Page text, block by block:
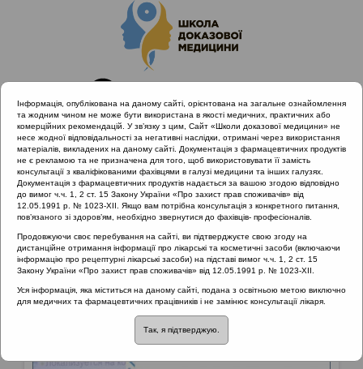
Головна Матеріали за МКХ-11 14 Хвороби шкіри
Матеріали за МКХ-11 :: 14 Хвороби шкіри
Рубрика:
14 Хвороби шкіри
Інформація, опублікована на даному сайті, орієнтована на загальне ознайомлення
та жодним чином не може бути використана в якості медичних, практичних або
комерційних рекомендацій. У зв’язку з цим, Сайт «Школи доказової медицини» не
несе жодної відповідальності за негативні наслідки, отримані через використання
матеріалів, викладених на даному сайті. Документація з фармацевтичних продуктів
не є рекламою та не призначена для того, щоб використовувати її замість
консультації з кваліфікованими фахівцями в галузі медицини та інших галузях.
Документація з фармацевтичних продуктів надається за вашою згодою відповідно
до вимог ч.ч. 1, 2 ст. 15 Закону України «Про захист прав споживачів» від
12.05.1991 р. № 1023-XII. Якщо вам потрібна консультація з конкретного питання,
пов’язаного зі здоров’ям, необхідно звернутися до фахівців- професіоналів.
Продовжуючи своє перебування на сайті, ви підтверджуєте свою згоду на
дистанційне отримання інформації про лікарські та косметичні засоби (включаючи
інформацію про рецептурні лікарські засоби) на підставі вимог ч.ч. 1, 2 ст. 15
Закону України «Про захист прав споживачів» від 12.05.1991 р. № 1023-XII.
Уся інформація, яка міститься на даному сайті, подана з освітньою метою виключно
для медичних та фармацевтичних працівників і не замінює консультації лікаря.
Так, я підтверджую.